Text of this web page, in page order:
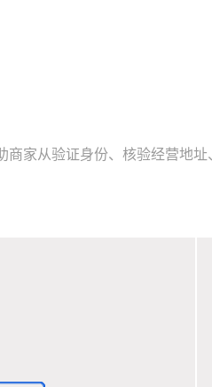
商家从验证身份、核验经营地